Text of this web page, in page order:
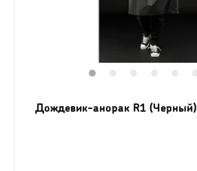
Дождевик-анорак R1 (Черный)